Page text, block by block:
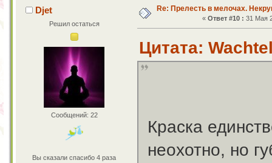
Djet
Решил остаться
Сообщений: 22
Вы сказали спасибо 4 раза
Re: Прелесть в мелочах.
«Ответ #10 : 31 Мая
Цитата:
Краска
неохотно, но